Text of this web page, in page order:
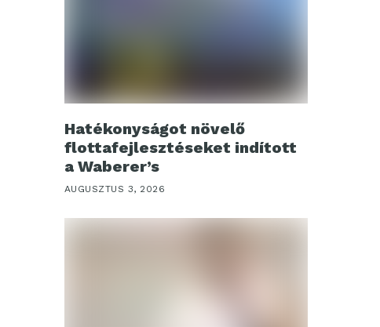
Hatékonyságot növelő
flottafejlesztéseket indított
a Waberer’s
AUGUSZTUS 3, 2026